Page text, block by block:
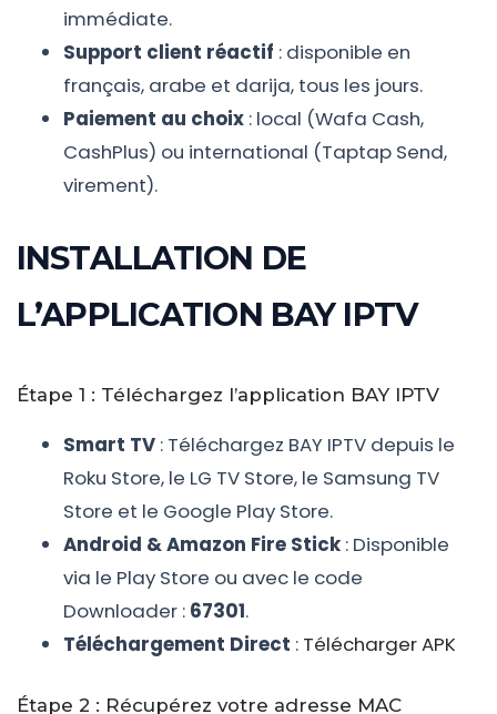
immédiate.
Support client réactif : disponible en
français, arabe et darija, tous les jours.
Paiement au choix : local (Wafa Cash,
CashPlus) ou international (Taptap Send,
virement).
INSTALLATION DE
L’APPLICATION BAY IPTV
Étape 1 : Téléchargez l’application BAY IPTV
Smart TV : Téléchargez BAY IPTV depuis le
Roku Store, le LG TV Store, le Samsung TV
Store et le Google Play Store.
Android & Amazon Fire Stick : Disponible
via le Play Store ou avec le code
Downloader : 67301.
Téléchargement Direct : Télécharger APK
Étape 2 : Récupérez votre adresse MAC